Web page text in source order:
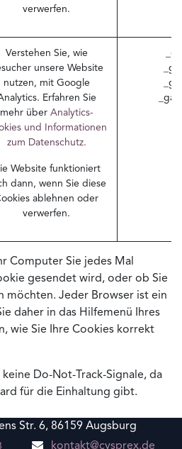
verwerfen.
Verstehen Sie, wie
unsere Website
nutzen, mit Google
Erfahren Sie
mehr über Analytics-
und Informationen
zum Datenschutz.
Website funktioniert
dann, wenn Sie diese
ablehnen oder
verwerfen.
Computer Sie jedes Mal
gesendet wird, oder ob Sie
möchten. Jeder Browser ist ein
daher in das Hilfemenü Ihres
wie Sie Ihre Cookies korrekt
Do-Not-Track-Signale, da
für die Einhaltung gibt.
Str. 6, 86159 Augsburg
kontakt@cysprex.de